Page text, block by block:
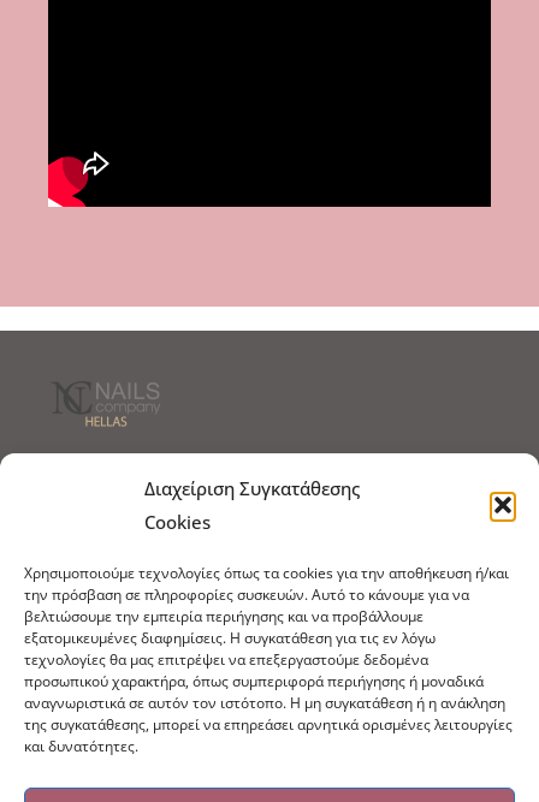
Διαχείριση Συγκατάθεσης
Cookies
Χρησιμοποιούμε τεχνολογίες όπως τα cookies για την αποθήκευση ή/και
την πρόσβαση σε πληροφορίες συσκευών. Αυτό το κάνουμε για να
βελτιώσουμε την εμπειρία περιήγησης και να προβάλλουμε
εξατομικευμένες διαφημίσεις. Η συγκατάθεση για τις εν λόγω
τεχνολογίες θα μας επιτρέψει να επεξεργαστούμε δεδομένα
προσωπικού χαρακτήρα, όπως συμπεριφορά περιήγησης ή μοναδικά
αναγνωριστικά σε αυτόν τον ιστότοπο. Η μη συγκατάθεση ή η ανάκληση
της συγκατάθεσης, μπορεί να επηρεάσει αρνητικά ορισμένες λειτουργίες
και δυνατότητες.
Τρόποι Παραγγελίας
Πολιτική Cookies
Εμπόριο Ειδών Ονυχοπλαστικής, Καλλωπισμού
άκρων και αξεσουάρ
τηλ: 213-0415386
info@ncnails.gr